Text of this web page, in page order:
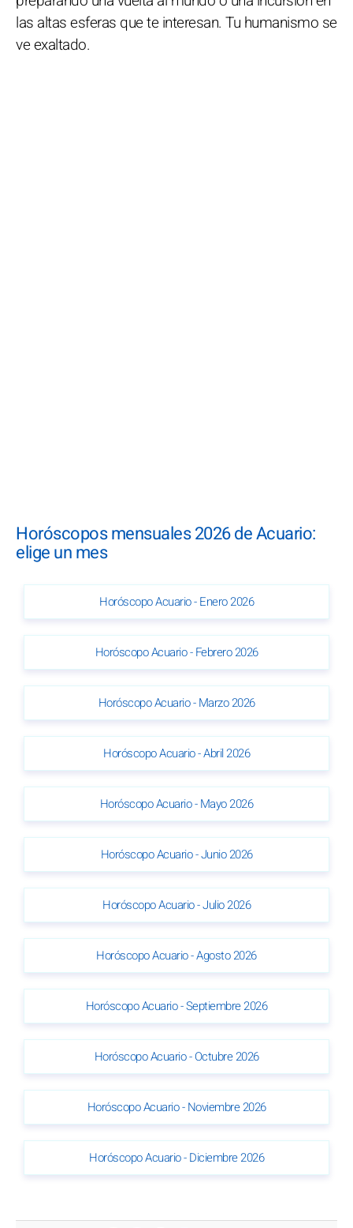
las altas esferas que te interesan. Tu humanismo se
ve exaltado.
Horóscopos mensuales 2026 de Acuario:
elige un mes
Horóscopo Acuario - Enero 2026
Horóscopo Acuario - Febrero 2026
Horóscopo Acuario - Marzo 2026
Horóscopo Acuario - Abril 2026
Horóscopo Acuario - Mayo 2026
Horóscopo Acuario - Junio 2026
Horóscopo Acuario - Julio 2026
Horóscopo Acuario - Agosto 2026
Horóscopo Acuario - Septiembre 2026
Horóscopo Acuario - Octubre 2026
Horóscopo Acuario - Noviembre 2026
Horóscopo Acuario - Diciembre 2026